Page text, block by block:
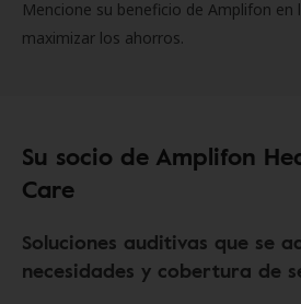
Mencione su beneficio de Amplifon en
maximizar los ahorros.
Su socio de Amplifon
Care
Soluciones auditivas que se
necesidades y cobertura de